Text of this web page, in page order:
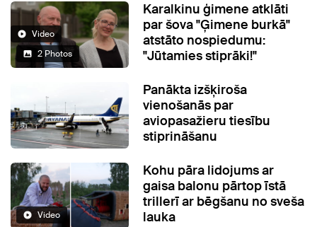
Video
2 Photos
Karalkinu ģimene atklāti
par šova "Ģimene burkā"
atstāto nospiedumu:
"Jūtamies stiprāki!"
Panākta izšķiroša
vienošanās par
aviopasažieru tiesību
stiprināšanu
Video
Kohu pāra lidojums ar
gaisa balonu pārtop īstā
trillerī ar bēgšanu no sveša
lauka